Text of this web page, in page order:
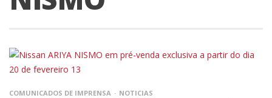
COMUNICADOS DE IMPRENSA NOTICIAS